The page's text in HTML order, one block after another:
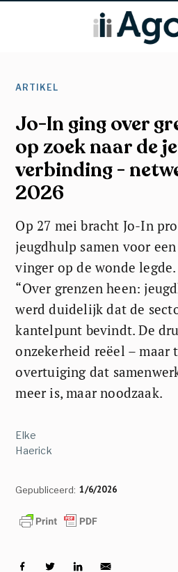
ARTIKEL
Jo-In ging over
op zoek naar de
verbinding -
2026
Op 27 mei bracht Jo-In
jeugdhulp samen voor
vinger op de wonde
“Over grenzen heen:
werd duidelijk dat de
kantelpunt bevindt. De
onzekerheid reëel – maar
overtuiging dat
meer is, maar noodzaak.
Elke
Haerick
Gepubliceerd: 1/6/2026